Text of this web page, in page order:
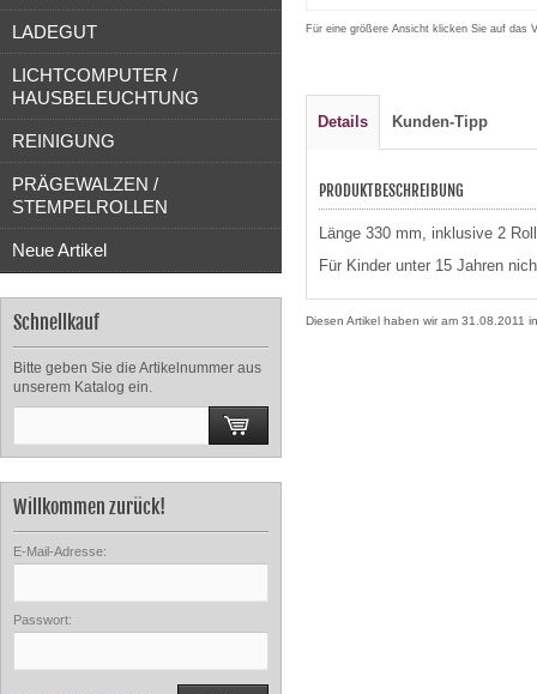
LADEGUT
LICHTCOMPUTER /
HAUSBELEUCHTUNG
REINIGUNG
PRÄGEWALZEN /
STEMPELROLLEN
Neue Artikel
Schnellkauf
Bitte geben Sie die Artikelnummer aus
unserem Katalog ein.
Willkommen zurück!
E-Mail-Adresse:
Passwort:
Für eine größere Ansicht klicken Sie auf das
Details Kunden-Tipp
PRODUKTBESCHREIBUNG
Länge 330 mm, inklusive 2
Für Kinder unter 15 Jahren
Diesen Artikel haben wir am 31.08.2011